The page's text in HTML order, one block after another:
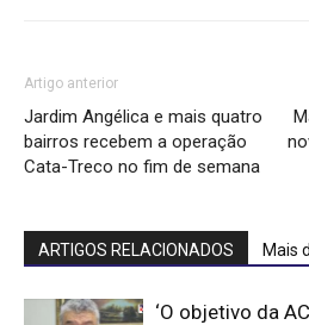
Artigo anterior
Jardim Angélica e mais quatro
bairros recebem a operação
Cata-Treco no fim de semana
ARTIGOS RELACIONADOS Mais
‘O objetivo da